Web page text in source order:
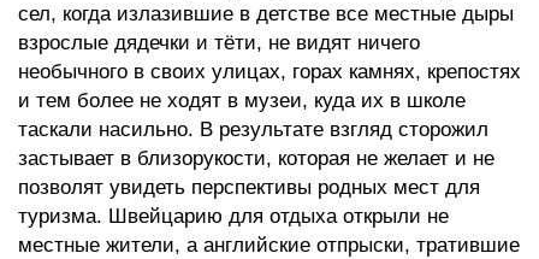
сел, когда излазившие в детстве все местные дыры
взрослые дядечки и тёти, не видят ничего
необычного в своих улицах, горах камнях, крепостях
и тем более не ходят в музеи, куда их в школе
таскали насильно. В результате взгляд сторожил
застывает в близорукости, которая не желает и не
позволят увидеть перспективы родных мест для
туризма. Швейцарию для отдыха открыли не
местные жители, а английские отпрыски, тратившие